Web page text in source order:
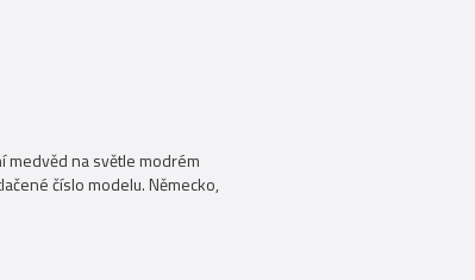
medvěd na světle modrém
číslo modelu. Německo,